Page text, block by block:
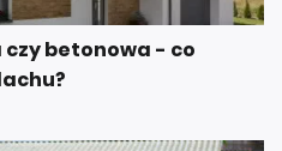
betonowa - co